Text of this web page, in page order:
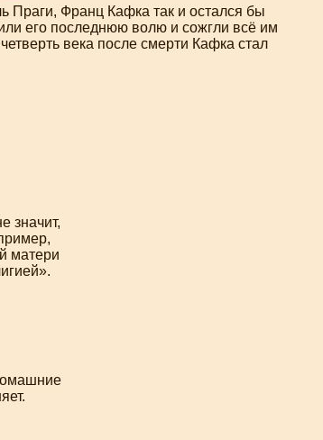
Праги, Франц Кафка так и остался бы
его последнюю волю и сожгли всё им
века после смерти Кафка стал
значит,
матери